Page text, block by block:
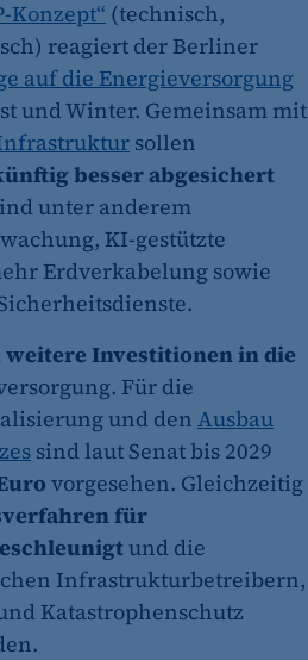
Konzept“ (technisch,
reagiert der Berliner
auf die Energieversorgung
und Winter. Gemeinsam mit
sollen
besser abgesichert
unter anderem
KI-gestützte
Erdverkabelung sowie
weitere Investitionen in die
Für die
und den Ausbau
sind laut Senat bis 2029
vorgesehen. Gleichzeitig
für
und die
Infrastrukturbetreibern,
Katastrophenschutz